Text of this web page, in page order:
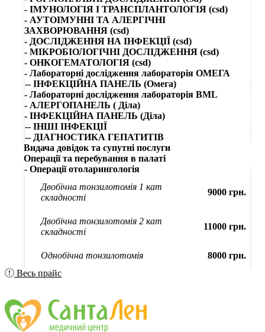
- ІМУНОЛОГІЯ І ТРАНСПЛАНТОЛОГІЯ (csd)
- АУТОІМУННІ ТА АЛЕРГІЧНІ
ЗАХВОРЮВАННЯ (csd)
- ДОСЛІДЖЕННЯ НА ІНФЕКЦІЇ (csd)
- МІКРОБІОЛОГІЧНІ ДОСЛІДЖЕННЯ (csd)
- ОНКОГЕМАТОЛОГІЯ (csd)
- Лабораторні дослідження лабораторія ОМЕГА
-- ІНФЕКЦІЙНА ПАНЕЛЬ (Омега)
- Лабораторні дослідження лабораторія BML
- АЛЕРГОПАНЕЛЬ ( Діла)
- ІНФЕКЦІЙНА ПАНЕЛЬ (Діла)
-- ІНШІ ІНФЕКЦІЇ
-- ДІАГНОСТИКА ГЕПАТИТІВ
Видача довідок та супутні послуги
Операції та перебування в палаті
- Операції отоларингологія
Двобічна тонзилотомія 1 кат
складності
9000 грн.
Двобічна тонзилотомія 2 кат
складності
11000 грн.
Однобічна тонзилотомія
8000 грн.
Весь прайс